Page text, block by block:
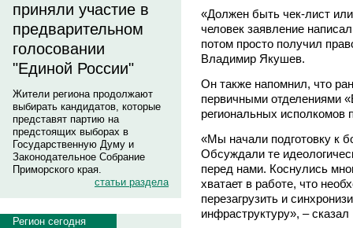
приняли участие в
предварительном
голосовании
"Единой России"
Жители региона продолжают
выбирать кандидатов, которые
представят партию на
предстоящих выборах в
Государственную Думу и
Законодательное Собрание
Приморского края.
статьи раздела
Регион сегодня
«Должен быть чек-лист
человек заявление
потом просто получил
Владимир Якушев.
Он также напомнил, что
первичными отделениями
региональных исполкомов
«Мы начали подготовку к
Обсуждали те
перед нами. Коснулись
хватает в работе, что
перезагрузить и
инфраструктуру», –